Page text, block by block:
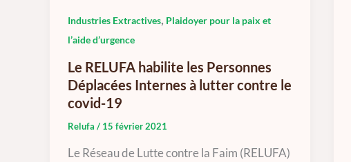
Industries Extractives, Plaidoyer pour la paix et
l’aide d’urgence
Le RELUFA habilite les Personnes
Déplacées Internes à lutter contre le
covid-19
Relufa / 15 février 2021
Le Réseau de Lutte contre la Faim (RELUFA)